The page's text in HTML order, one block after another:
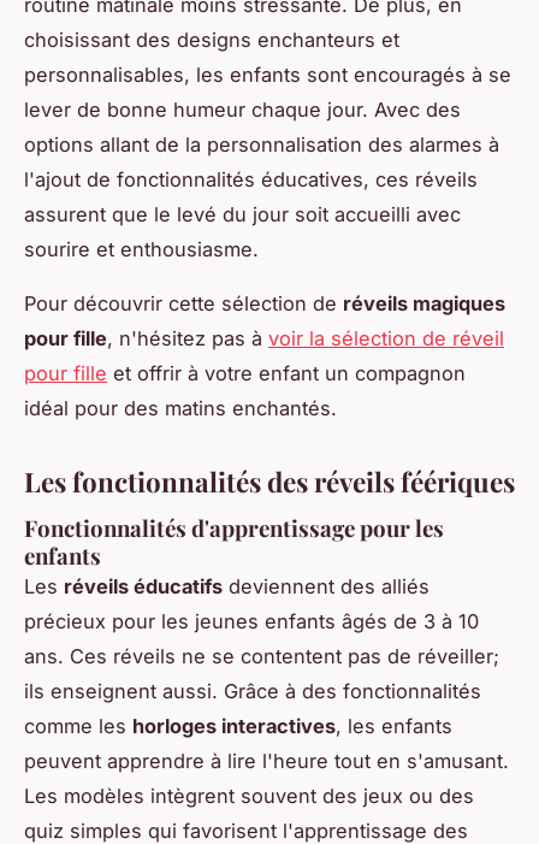
choisissant des designs enchanteurs et
personnalisables, les enfants sont encouragés à se
lever de bonne humeur chaque jour. Avec des
options allant de la personnalisation des alarmes à
l'ajout de fonctionnalités éducatives, ces réveils
assurent que le levé du jour soit accueilli avec
sourire et enthousiasme.
Pour découvrir cette sélection de réveils magiques
pour fille, n'hésitez pas à voir la sélection de réveil
pour fille et offrir à votre enfant un compagnon
idéal pour des matins enchantés.
Les fonctionnalités des réveils féériques
Fonctionnalités d'apprentissage pour les
enfants
Les réveils éducatifs deviennent des alliés
précieux pour les jeunes enfants âgés de 3 à 10
ans. Ces réveils ne se contentent pas de réveiller;
ils enseignent aussi. Grâce à des fonctionnalités
comme les horloges interactives, les enfants
peuvent apprendre à lire l'heure tout en s'amusant.
Les modèles intègrent souvent des jeux ou des
quiz simples qui favorisent l'apprentissage des